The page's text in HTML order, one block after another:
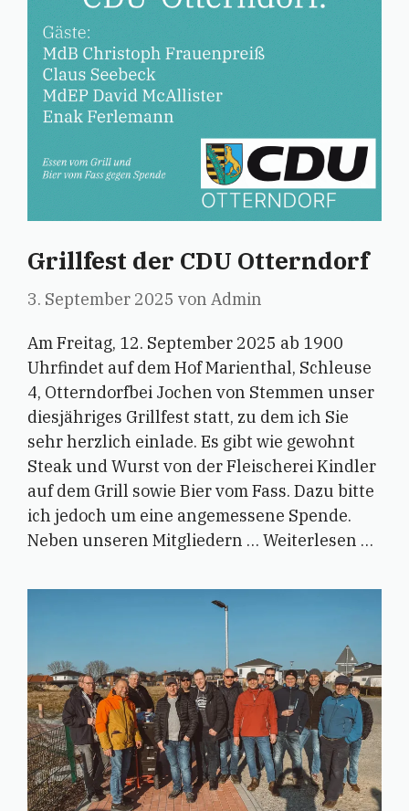
Grillfest der CDU Otterndorf
3. September 2025 von Admin
Am Freitag, 12. September 2025 ab 1900
Uhrfindet auf dem Hof Marienthal, Schleuse
4, Otterndorfbei Jochen von Stemmen unser
diesjähriges Grillfest statt, zu dem ich Sie
sehr herzlich einlade. Es gibt wie gewohnt
Steak und Wurst von der Fleischerei Kindler
auf dem Grill sowie Bier vom Fass. Dazu bitte
ich jedoch um eine angemessene Spende.
Neben unseren Mitgliedern … Weiterlesen …